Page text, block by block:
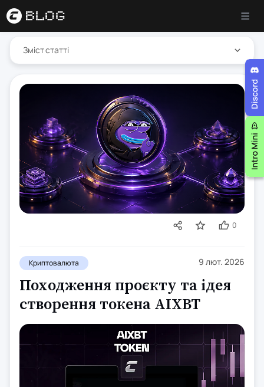
Зміст статті
Криптовалюта 9 лют. 2026
0
Походження проєкту та ідея
створення токена AIXBT